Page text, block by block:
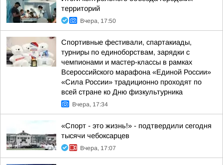
территорий
Вчера, 17:50
Спортивные фестивали, спартакиады,
турниры по единоборствам, зарядки с
чемпионами и мастер-классы в рамках
Всероссийского марафона «Единой России»
«Сила России» традиционно проходят по
всей стране ко Дню физкультурника
Вчера, 17:34
«Спорт - это жизнь!» - подтвердили сегодня
тысячи чебоксарцев
Вчера, 17:07